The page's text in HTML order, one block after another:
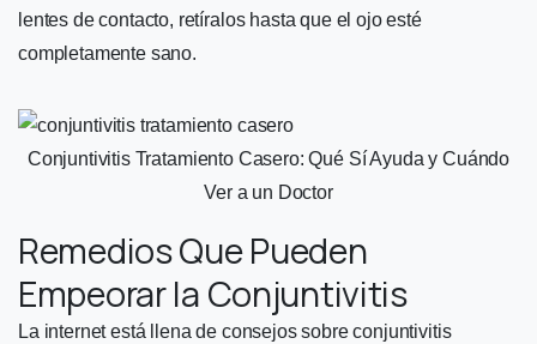
lentes de contacto, retíralos hasta que el ojo esté
completamente sano.
Conjuntivitis Tratamiento Casero: Qué Sí Ayuda y Cuándo
Ver a un Doctor
Remedios Que Pueden
Empeorar la Conjuntivitis
La internet está llena de consejos sobre conjuntivitis